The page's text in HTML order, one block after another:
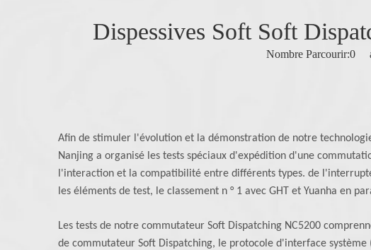
Dispessives Soft Soft
Nombre Parcourir:0
Afin de stimuler l'évolution et la démonstration de notre
Nanjing a organisé les tests spéciaux d'expédition d'une
l'interaction et la compatibilité entre différents types. de
les éléments de test, le classement n ° 1 avec GHT et Yuanha en
Les tests de notre commutateur Soft Dispatching NC5200
de commutateur Soft Dispatching, le protocole d'interface